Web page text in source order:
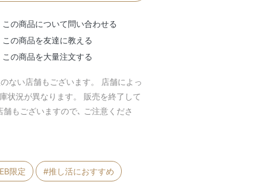
この商品について問い合わせる
この商品を友達に教える
この商品を大量注文する
ない店舗もございます。 店舗によっ
状況が異なります。 販売を終了して
舗もございますので､ ご注意くださ
限定 #推し活におすすめ